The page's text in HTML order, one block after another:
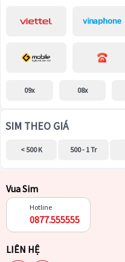
09x 08x
SIM THEO GIÁ
< 500 K 500 - 1 Tr
Vua Sim
Hotline
0877.555555
LIÊN HỆ